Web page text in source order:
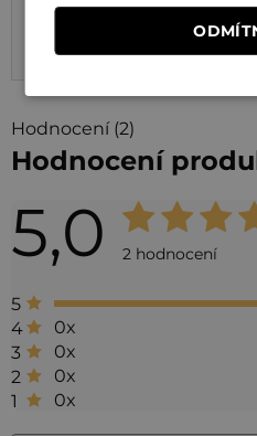
Bílkoviny
Sůl
Hodnocení (2)
Hodnocení
5,0
Průměrné
hodnocení
je
2 hodnocení
5
4
0x
3
0x
2
0x
1
0x